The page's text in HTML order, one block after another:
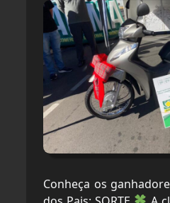
Conheça os